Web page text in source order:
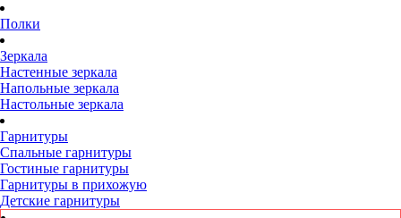
Полки
Зеркала
Настенные зеркала
Напольные зеркала
Настольные зеркала
Гарнитуры
Спальные гарнитуры
Гостиные гарнитуры
Гарнитуры в прихожую
Детские гарнитуры